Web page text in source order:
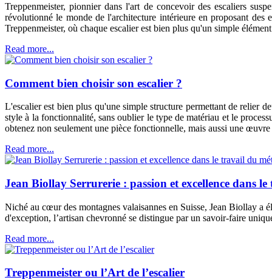
Treppenmeister, pionnier dans l'art de concevoir des escaliers
révolutionné le monde de l'architecture intérieure en proposant
Treppenmeister, où chaque escalier est bien plus qu'un simple
Read more...
Comment bien choisir son escalier ?
L'escalier est bien plus qu'une simple structure permettant de relier
style à la fonctionnalité, sans oublier le type de matériau et le
obtenez non seulement une pièce fonctionnelle, mais aussi une
Read more...
Jean Biollay Serrurerie : passion et excellence dans
Niché au cœur des montagnes valaisannes en Suisse, Jean Biollay a
d'exception, l’artisan chevronné se distingue par un savoir-faire
Read more...
Treppenmeister ou l’Art de l’escalier